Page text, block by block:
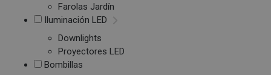
Farolas Jardín
Iluminación LED
Downlights
Proyectores LED
Bombillas